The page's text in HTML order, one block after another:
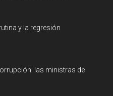
y la regresión
las ministras de